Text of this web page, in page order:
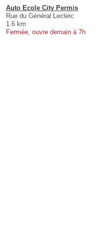
Auto Ecole City Permis
Rue du Général Leclerc
1.6 km
Fermée, ouvre demain à 7h